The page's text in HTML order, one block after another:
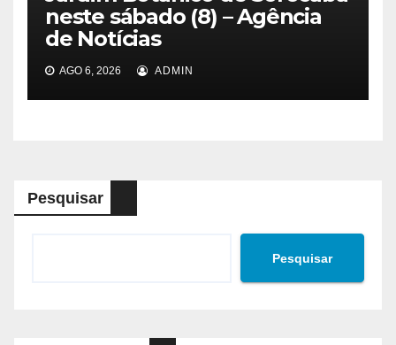
neste sábado (8) – Agência
de Notícias
AGO 6, 2026 ADMIN
Pesquisar
Pesquisar